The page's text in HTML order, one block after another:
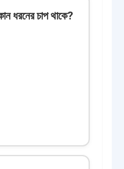
ধরনের চাপ থাকে?